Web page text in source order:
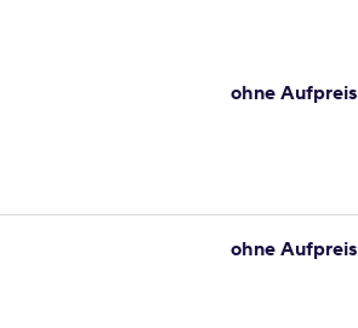
ohne Aufpreis
ohne Aufpreis